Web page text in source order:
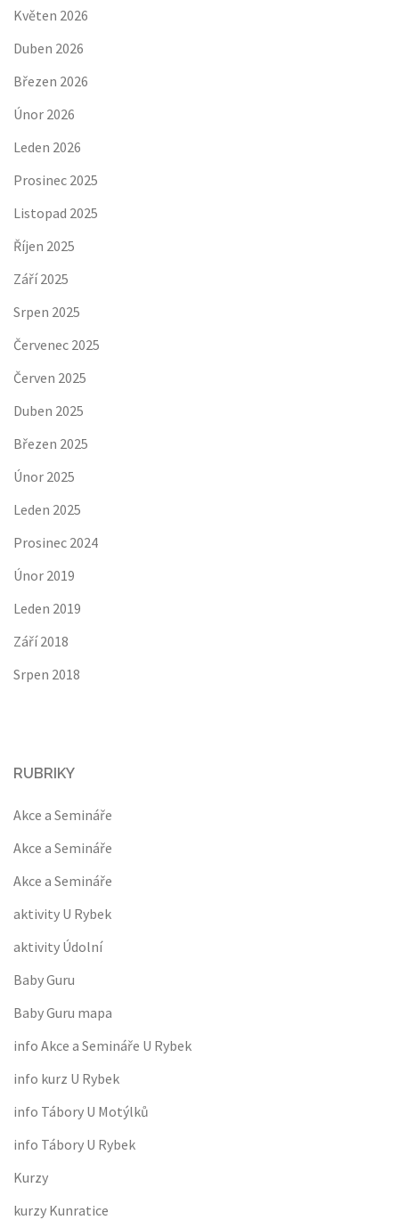
Květen 2026
Duben 2026
Březen 2026
Únor 2026
Leden 2026
Prosinec 2025
Listopad 2025
Říjen 2025
Září 2025
Srpen 2025
Červenec 2025
Červen 2025
Duben 2025
Březen 2025
Únor 2025
Leden 2025
Prosinec 2024
Únor 2019
Leden 2019
Září 2018
Srpen 2018
RUBRIKY
Akce a Semináře
Akce a Semináře
Akce a Semináře
aktivity U Rybek
aktivity Údolní
Baby Guru
Baby Guru mapa
info Akce a Semináře U Rybek
info kurz U Rybek
info Tábory U Motýlků
info Tábory U Rybek
Kurzy
kurzy Kunratice